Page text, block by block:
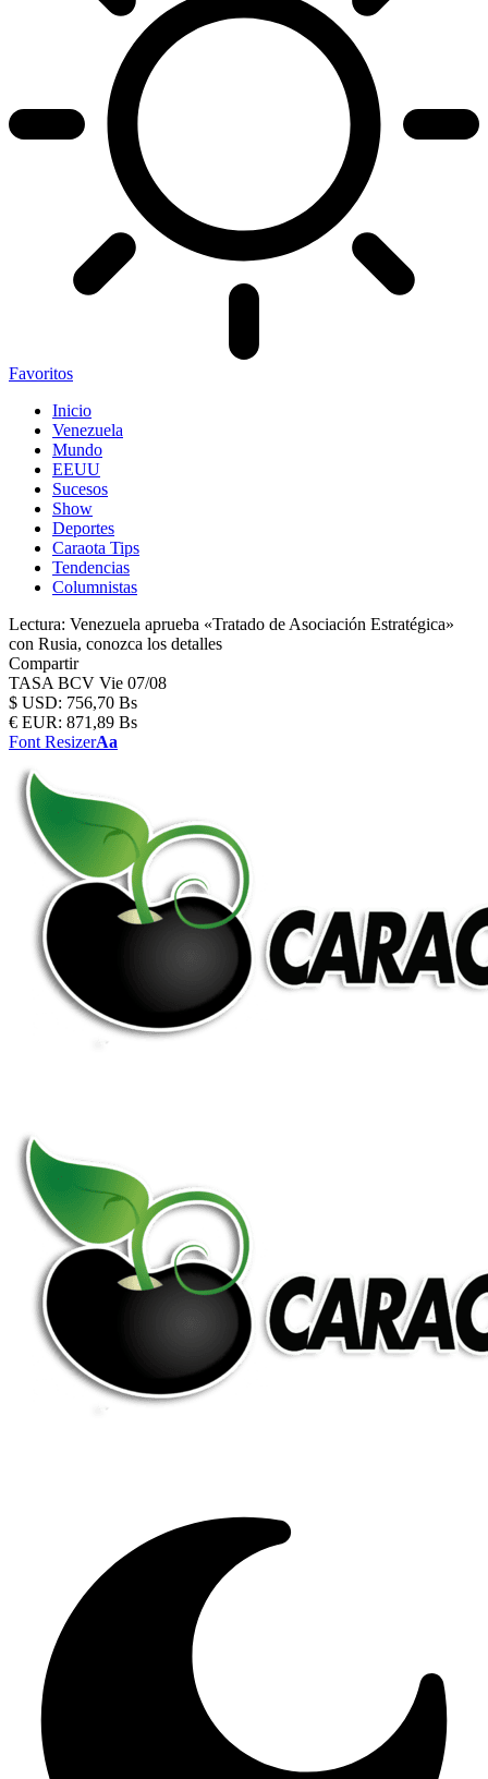
Favoritos
Inicio
Venezuela
Mundo
EEUU
Sucesos
Show
Deportes
Caraota Tips
Tendencias
Columnistas
Lectura: Venezuela aprueba «Tratado de Asociación Estratégica»
con Rusia, conozca los detalles
Compartir
TASA BCV Vie 07/08
$ USD: 756,70 Bs
€ EUR: 871,89 Bs
Font ResizerAa